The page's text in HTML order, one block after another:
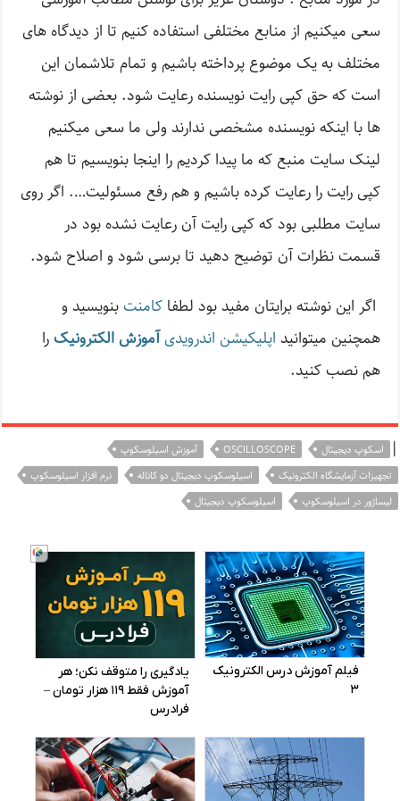
سعی میکنیم از منابع مختلفی استفاده کنیم تا از دیدگاه های
مختلف به یک موضوع پرداخته باشیم و تمام تلاشمان این
است که حق کپی رایت نویسنده رعایت شود. بعضی از نوشته
ها با اینکه نویسنده مشخصی ندارند ولی ما سعی میکنیم
لینک سایت منبع که ما پیدا کردیم را اینجا بنویسیم تا هم
کپی رایت را رعایت کرده باشیم و هم رفع مسئولیت…. اگر روی
سایت مطلبی بود که کپی رایت آن رعایت نشده بود در
قسمت نظرات آن توضیح دهید تا برسی شود و اصلاح شود.
اگر این نوشته‌ برایتان مفید بود لطفاکامنت بنویسید و
همچنین میتوانید اپلیکیشن اندرویدیآموزش الکترونیک را
هم نصب کنید.
| اسکوپ دیجیتال OSCILLOSCOPE
آموزش اسیلوسکوپ
تجهیزات آزمایشگاه الکترونیک
اسیلوسکوپ دیجیتال دو کاناله
نرم افزار اسیلوسکوپ
لیساژور در اسیلوسکوپ
اسیلوسکوپ دیجیتال